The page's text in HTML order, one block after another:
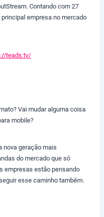
Contando com 27
empresa no mercado
teads.tv/
Vai mudar alguma coisa
mobile?
nova geração mais
do mercado que só
empresas estão pensando
esse caminho também.